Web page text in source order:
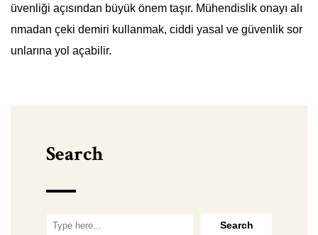
üvenliği açısından büyük önem taşır. Mühendislik onayı alı
nmadan çeki demiri kullanmak, ciddi yasal ve güvenlik sor
unlarına yol açabilir.
Search